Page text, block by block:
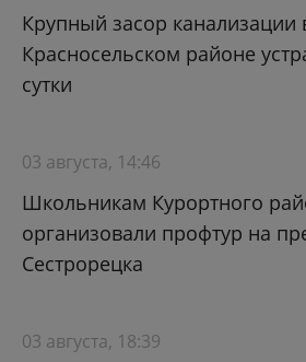
Крупный засор канализации
Красносельском районе
сутки
03 августа, 14:46
Школьникам Курортного
организовали профтур на
Сестрорецка
03 августа, 18:39